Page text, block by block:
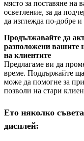
място за поставяне на
осветление, за да
да изглежда по-добре
Продължавайте да
разположени вашите
на клиентите
Предлагаме ви да
време. Поддържайте
може да помогне за
позволи на стари
Ето няколко
дисплей: